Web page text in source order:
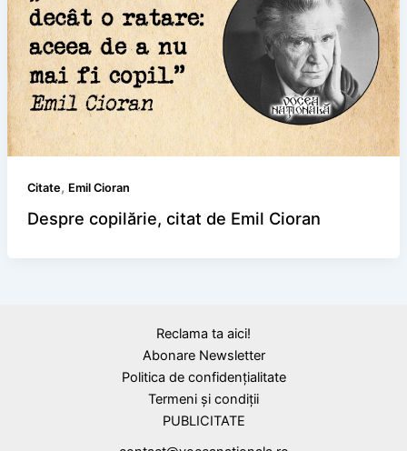
Citate, Emil Cioran
Despre copilărie, citat de Emil Cioran
Reclama ta aici!
Abonare Newsletter
Politica de confidențialitate
Termeni și condiții
PUBLICITATE